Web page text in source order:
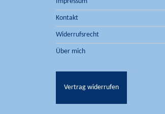
Kontakt
Widerrufsrecht
Über mich
Vertrag widerrufen